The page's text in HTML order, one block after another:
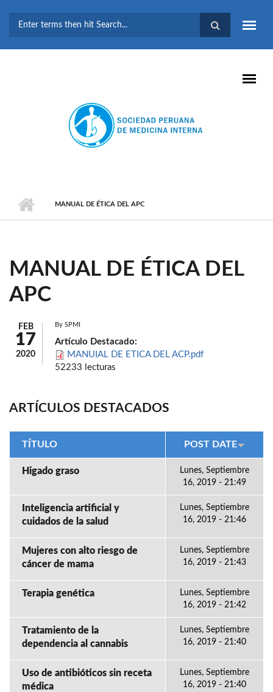
BÚSQUEDA
MANUAL DE ÉTICA DEL APC
MANUAL DE ÉTICA DEL
APC
FEB
17
2020
By SPMI
Artículo Destacado:
MANUIAL DE ETICA DEL ACP.pdf
52233 lecturas
ARTÍCULOS DESTACADOS
TÍTULO POST DATE
Higado graso
Lunes, Septiembre
16, 2019 - 21:49
Inteligencia artificial y
cuidados de la salud
Lunes, Septiembre
16, 2019 - 21:46
Mujeres con alto riesgo de
cáncer de mama
Lunes, Septiembre
16, 2019 - 21:43
Terapia genética
Lunes, Septiembre
16, 2019 - 21:42
Tratamiento de la
dependencia al cannabis
Lunes, Septiembre
16, 2019 - 21:40
Uso de antibióticos sin receta
médica
Lunes, Septiembre
16, 2019 - 21:40